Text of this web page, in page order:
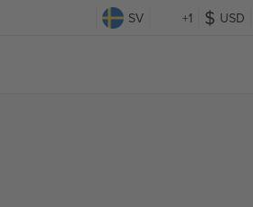
SV +1 USD